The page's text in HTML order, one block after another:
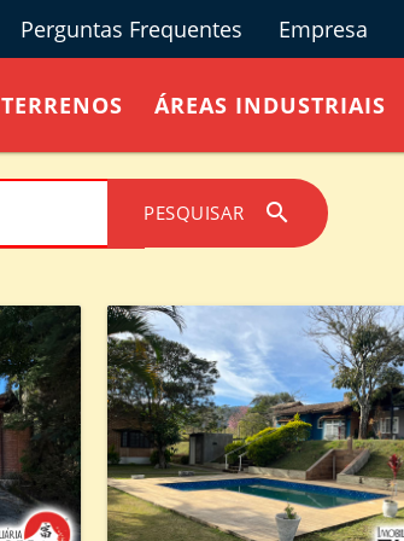
Perguntas Frequentes Empresa
TERRENOS ÁREAS INDUSTRIAIS
PESQUISAR search